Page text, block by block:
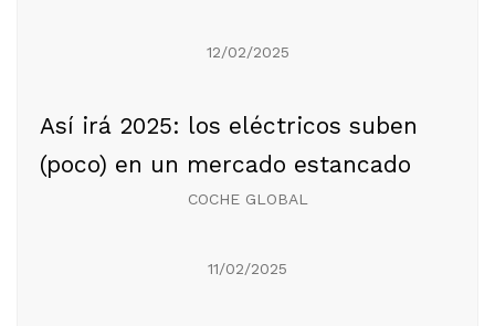
12/02/2025
Así irá 2025: los eléctricos suben
(poco) en un mercado estancado
COCHE GLOBAL
11/02/2025